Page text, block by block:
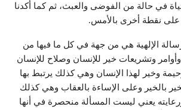
في حالة من الفوضى والعبث، ثم كما أكدنا
على نقطة أخرى بالأمس.
الإلهية هي من جهة في كل ما فيها من
وتشريعات خير للإنسان وصلاح للإنسان
وخير لهذا الإنسان وهي كذلك يرتبط بها
بالخير وعلى الإساءة بالعقاب وهي كذلك
ورعايته يعني ليست المسألة منحصرة في أنها